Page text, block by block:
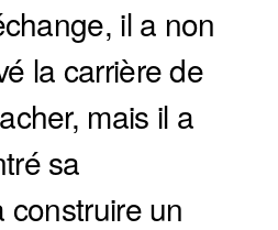
il a non
la carrière de
mais il a
sa
un